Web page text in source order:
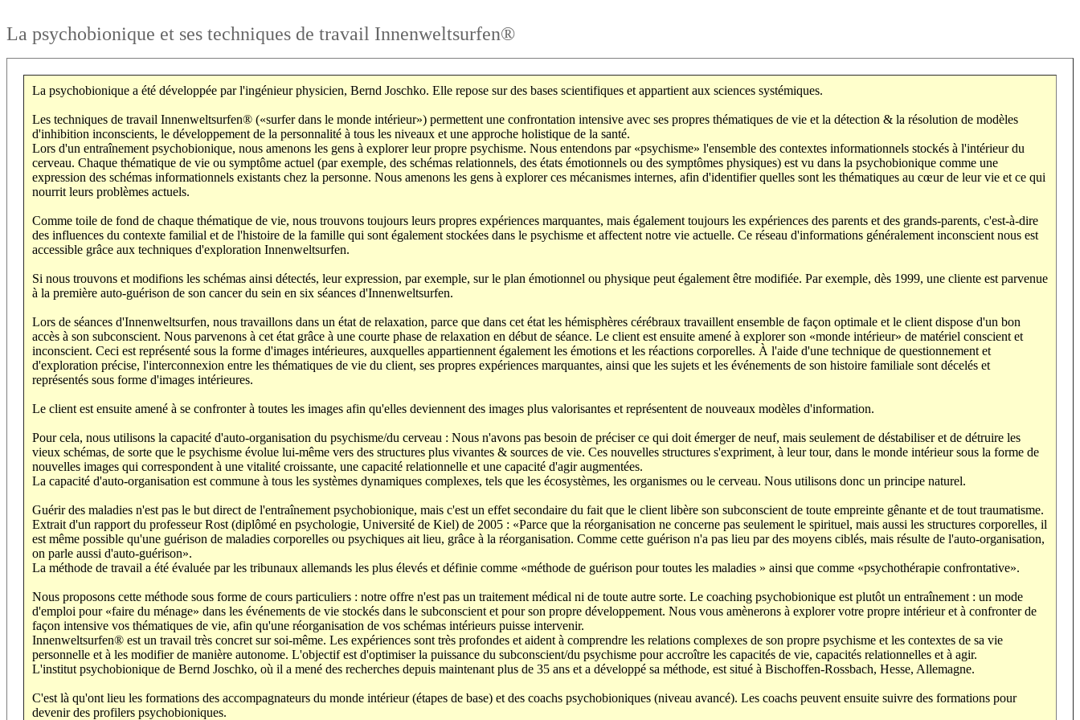
La psychobionique et ses techniques de travail Innenweltsurfen®
La psychobionique a été développée par l'ingénieur physicien, Bernd Joschko. Elle repose sur des bases scientifiques et appartient aux sciences systémiques.
Les techniques de travail Innenweltsurfen® («surfer dans le monde intérieur») permettent une confrontation intensive avec ses propres thématiques de vie et la détection & la résolution de modèles
d'inhibition inconscients, le développement de la personnalité à tous les niveaux et une approche holistique de la santé.
Lors d'un entraînement psychobionique, nous amenons les gens à explorer leur propre psychisme. Nous entendons par «psychisme» l'ensemble des contextes informationnels stockés à l'intérieur du
cerveau. Chaque thématique de vie ou symptôme actuel (par exemple, des schémas relationnels, des états émotionnels ou des symptômes physiques) est vu dans la psychobionique comme une
expression des schémas informationnels existants chez la personne. Nous amenons les gens à explorer ces mécanismes internes, afin d'identifier quelles sont les thématiques au cœur de leur vie et ce qui
nourrit leurs problèmes actuels.
Comme toile de fond de chaque thématique de vie, nous trouvons toujours leurs propres expériences marquantes, mais également toujours les expériences des parents et des grands-parents, c'est-à-dire
des influences du contexte familial et de l'histoire de la famille qui sont également stockées dans le psychisme et affectent notre vie actuelle. Ce réseau d'informations généralement inconscient nous est
accessible grâce aux techniques d'exploration Innenweltsurfen.
Si nous trouvons et modifions les schémas ainsi détectés, leur expression, par exemple, sur le plan émotionnel ou physique peut également être modifiée. Par exemple, dès 1999, une cliente est parvenue
à la première auto-guérison de son cancer du sein en six séances d'Innenweltsurfen.
Lors de séances d'Innenweltsurfen, nous travaillons dans un état de relaxation, parce que dans cet état les hémisphères cérébraux travaillent ensemble de façon optimale et le client dispose d'un bon
accès à son subconscient. Nous parvenons à cet état grâce à une courte phase de relaxation en début de séance. Le client est ensuite amené à explorer son «monde intérieur» de matériel conscient et
inconscient. Ceci est représenté sous la forme d'images intérieures, auxquelles appartiennent également les émotions et les réactions corporelles. À l'aide d'une technique de questionnement et
d'exploration précise, l'interconnexion entre les thématiques de vie du client, ses propres expériences marquantes, ainsi que les sujets et les événements de son histoire familiale sont décelés et
représentés sous forme d'images intérieures.
Le client est ensuite amené à se confronter à toutes les images afin qu'elles deviennent des images plus valorisantes et représentent de nouveaux modèles d'information.
Pour cela, nous utilisons la capacité d'auto-organisation du psychisme/du cerveau : Nous n'avons pas besoin de préciser ce qui doit émerger de neuf, mais seulement de déstabiliser et de détruire les
vieux schémas, de sorte que le psychisme évolue lui-même vers des structures plus vivantes & sources de vie. Ces nouvelles structures s'expriment, à leur tour, dans le monde intérieur sous la forme de
nouvelles images qui correspondent à une vitalité croissante, une capacité relationnelle et une capacité d'agir augmentées.
La capacité d'auto-organisation est commune à tous les systèmes dynamiques complexes, tels que les écosystèmes, les organismes ou le cerveau. Nous utilisons donc un principe naturel.
Guérir des maladies n'est pas le but direct de l'entraînement psychobionique, mais c'est un effet secondaire du fait que le client libère son subconscient de toute empreinte gênante et de tout traumatisme.
Extrait d'un rapport du professeur Rost (diplômé en psychologie, Université de Kiel) de 2005 : «Parce que la réorganisation ne concerne pas seulement le spirituel, mais aussi les structures corporelles, il
est même possible qu'une guérison de maladies corporelles ou psychiques ait lieu, grâce à la réorganisation. Comme cette guérison n'a pas lieu par des moyens ciblés, mais résulte de l'auto-organisation,
on parle aussi d'auto-guérison».
La méthode de travail a été évaluée par les tribunaux allemands les plus élevés et définie comme «méthode de guérison pour toutes les maladies » ainsi que comme «psychothérapie confrontative».
Nous proposons cette méthode sous forme de cours particuliers : notre offre n'est pas un traitement médical ni de toute autre sorte. Le coaching psychobionique est plutôt un entraînement : un mode
d'emploi pour «faire du ménage» dans les événements de vie stockés dans le subconscient et pour son propre développement. Nous vous amènerons à explorer votre propre intérieur et à confronter de
façon intensive vos thématiques de vie, afin qu'une réorganisation de vos schémas intérieurs puisse intervenir.
Innenweltsurfen® est un travail très concret sur soi-même. Les expériences sont très profondes et aident à comprendre les relations complexes de son propre psychisme et les contextes de sa vie
personnelle et à les modifier de manière autonome. L'objectif est d'optimiser la puissance du subconscient/du psychisme pour accroître les capacités de vie, capacités relationnelles et à agir.
L'institut psychobionique de Bernd Joschko, où il a mené des recherches depuis maintenant plus de 35 ans et a développé sa méthode, est situé à Bischoffen-Rossbach, Hesse, Allemagne.
C'est là qu'ont lieu les formations des accompagnateurs du monde intérieur (étapes de base) et des coachs psychobioniques (niveau avancé). Les coachs peuvent ensuite suivre des formations pour
devenir des profilers psychobioniques.